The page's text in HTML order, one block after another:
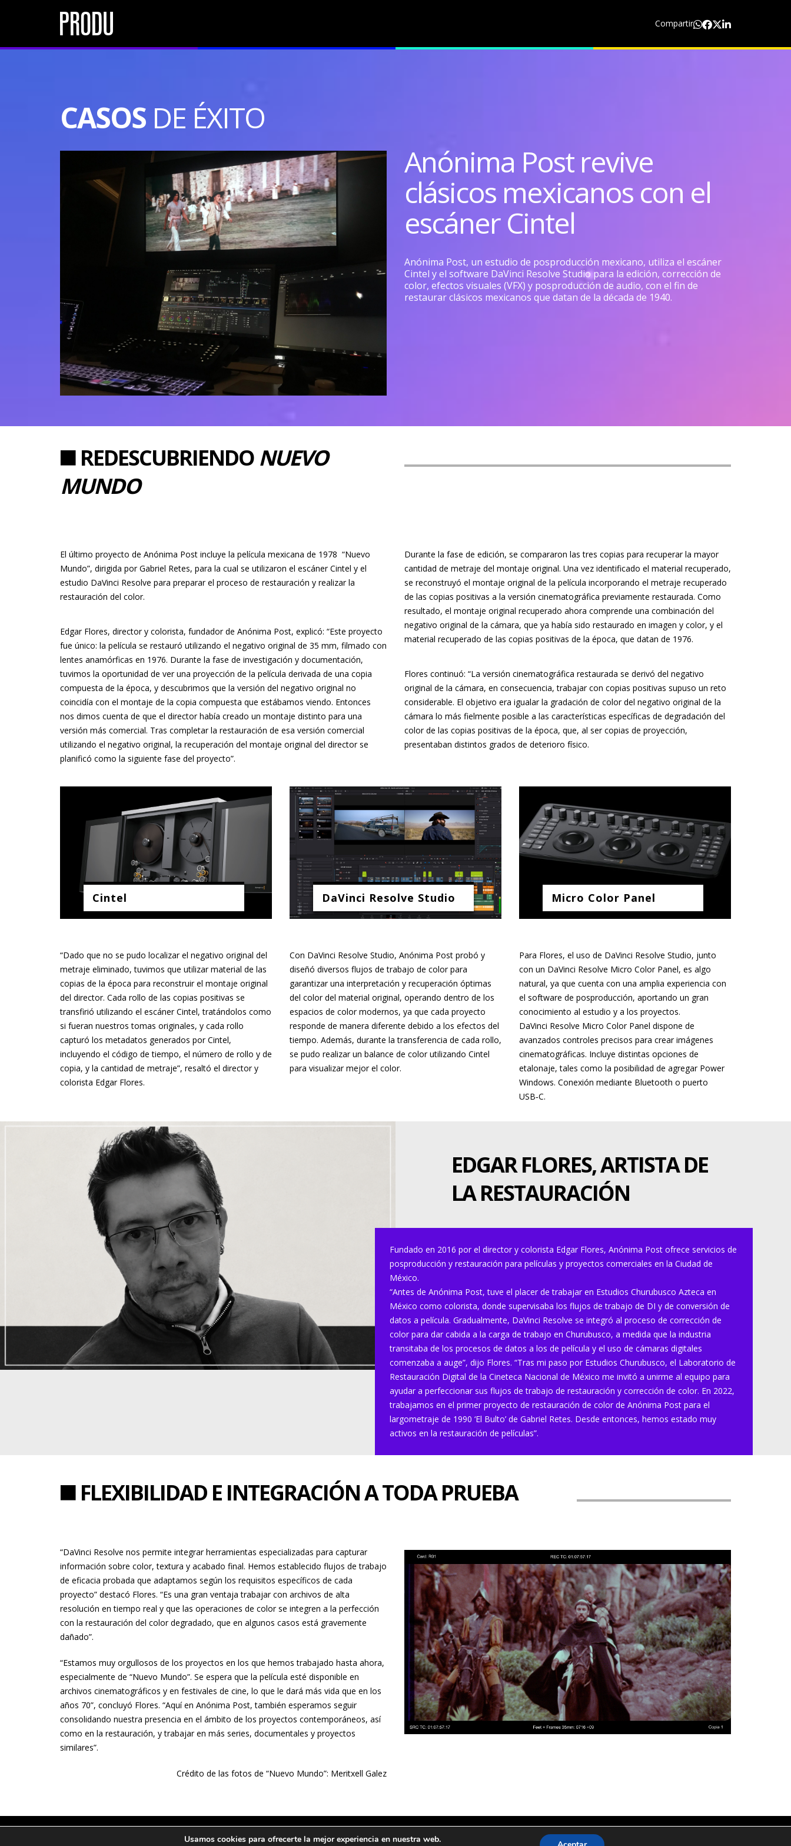
Compartir
CASOS DE ÉXITO
Anónima Post revive
clásicos mexicanos con el
escáner Cintel
Anónima Post, un estudio de posproducción mexicano, utiliza el escáner
Cintel y el software DaVinci Resolve Studio para la edición, corrección de
color, efectos visuales (VFX) y posproducción de audio, con el fin de
restaurar clásicos mexicanos que datan de la década de 1940.
REDESCUBRIENDO NUEVO
MUNDO
El último proyecto de Anónima Post incluye la película mexicana de 1978 “Nuevo
Mundo”, dirigida por Gabriel Retes, para la cual se utilizaron el escáner Cintel y el
estudio DaVinci Resolve para preparar el proceso de restauración y realizar la
restauración del color.
Edgar Flores, director y colorista, fundador de Anónima Post, explicó: “Este proyecto
fue único: la película se restauró utilizando el negativo original de 35 mm, filmado con
lentes anamórficas en 1976. Durante la fase de investigación y documentación,
tuvimos la oportunidad de ver una proyección de la película derivada de una copia
compuesta de la época, y descubrimos que la versión del negativo original no
coincidía con el montaje de la copia compuesta que estábamos viendo. Entonces
nos dimos cuenta de que el director había creado un montaje distinto para una
versión más comercial. Tras completar la restauración de esa versión comercial
utilizando el negativo original, la recuperación del montaje original del director se
planificó como la siguiente fase del proyecto”.
Durante la fase de edición, se compararon las tres copias para recuperar la mayor
cantidad de metraje del montaje original. Una vez identificado el material recuperado,
se reconstruyó el montaje original de la película incorporando el metraje recuperado
de las copias positivas a la versión cinematográfica previamente restaurada. Como
resultado, el montaje original recuperado ahora comprende una combinación del
negativo original de la cámara, que ya había sido restaurado en imagen y color, y el
material recuperado de las copias positivas de la época, que datan de 1976.
Flores continuó: “La versión cinematográfica restaurada se derivó del negativo
original de la cámara, en consecuencia, trabajar con copias positivas supuso un reto
considerable. El objetivo era igualar la gradación de color del negativo original de la
cámara lo más fielmente posible a las características específicas de degradación del
color de las copias positivas de la época, que, al ser copias de proyección,
presentaban distintos grados de deterioro físico.
Cintel
“Dado que no se pudo localizar el negativo original del
metraje eliminado, tuvimos que utilizar material de las
copias de la época para reconstruir el montaje original
del director. Cada rollo de las copias positivas se
transfirió utilizando el escáner Cintel, tratándolos como
si fueran nuestros tomas originales, y cada rollo
capturó los metadatos generados por Cintel,
incluyendo el código de tiempo, el número de rollo y de
copia, y la cantidad de metraje”, resaltó el director y
colorista Edgar Flores.
DaVinci Resolve Studio
Con DaVinci Resolve Studio, Anónima Post probó y
diseñó diversos flujos de trabajo de color para
garantizar una interpretación y recuperación óptimas
del color del material original, operando dentro de los
espacios de color modernos, ya que cada proyecto
responde de manera diferente debido a los efectos del
tiempo. Además, durante la transferencia de cada rollo,
se pudo realizar un balance de color utilizando Cintel
para visualizar mejor el color.
Micro Color Panel
Para Flores, el uso de DaVinci Resolve Studio, junto
con un DaVinci Resolve Micro Color Panel, es algo
natural, ya que cuenta con una amplia experiencia con
el software de posproducción, aportando un gran
conocimiento al estudio y a los proyectos.
DaVinci Resolve Micro Color Panel dispone de
avanzados controles precisos para crear imágenes
cinematográficas. Incluye distintas opciones de
etalonaje, tales como la posibilidad de agregar Power
Windows. Conexión mediante Bluetooth o puerto
USB‑C.
EDGAR FLORES, ARTISTA DE
LA RESTAURACIÓN
Fundado en 2016 por el director y colorista Edgar Flores, Anónima Post ofrece servicios de
posproducción y restauración para películas y proyectos comerciales en la Ciudad de
México.
“Antes de Anónima Post, tuve el placer de trabajar en Estudios Churubusco Azteca en
México como colorista, donde supervisaba los flujos de trabajo de DI y de conversión de
datos a película. Gradualmente, DaVinci Resolve se integró al proceso de corrección de
color para dar cabida a la carga de trabajo en Churubusco, a medida que la industria
transitaba de los procesos de datos a los de película y el uso de cámaras digitales
comenzaba a auge”, dijo Flores. “Tras mi paso por Estudios Churubusco, el Laboratorio de
Restauración Digital de la Cineteca Nacional de México me invitó a unirme al equipo para
ayudar a perfeccionar sus flujos de trabajo de restauración y corrección de color. En 2022,
trabajamos en el primer proyecto de restauración de color de Anónima Post para el
largometraje de 1990 ‘El Bulto’ de Gabriel Retes. Desde entonces, hemos estado muy
activos en la restauración de películas”.
FLEXIBILIDAD E INTEGRACIÓN A TODA PRUEBA
“DaVinci Resolve nos permite integrar herramientas especializadas para capturar
información sobre color, textura y acabado final. Hemos establecido flujos de trabajo
de eficacia probada que adaptamos según los requisitos específicos de cada
proyecto” destacó Flores. “Es una gran ventaja trabajar con archivos de alta
resolución en tiempo real y que las operaciones de color se integren a la perfección
con la restauración del color degradado, que en algunos casos está gravemente
dañado”.
“Estamos muy orgullosos de los proyectos en los que hemos trabajado hasta ahora,
especialmente de “Nuevo Mundo”. Se espera que la película esté disponible en
archivos cinematográficos y en festivales de cine, lo que le dará más vida que en los
años 70”, concluyó Flores. “Aquí en Anónima Post, también esperamos seguir
consolidando nuestra presencia en el ámbito de los proyectos contemporáneos, así
como en la restauración, y trabajar en más series, documentales y proyectos
similares”.
Crédito de las fotos de “Nuevo Mundo”: Meritxell Galez
Usamos cookies para ofrecerte la mejor experiencia en nuestra web.